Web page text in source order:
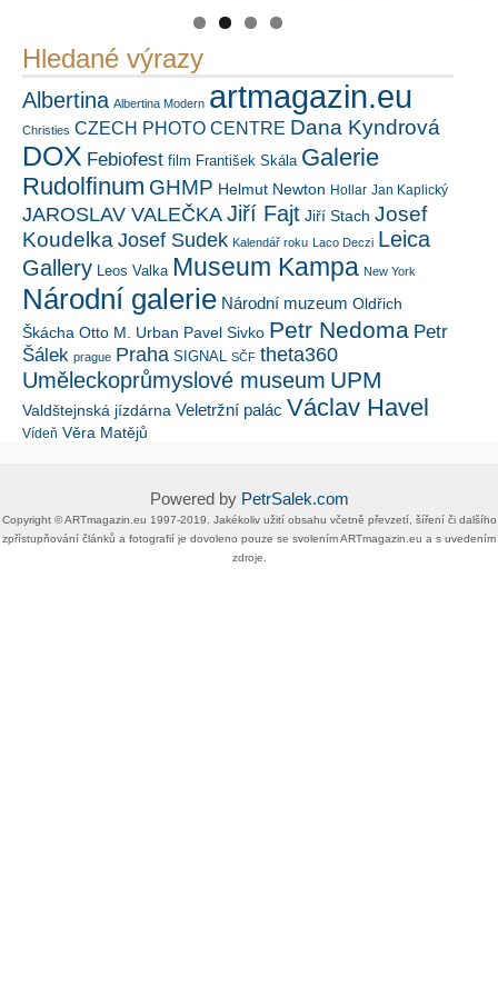
Hledané výrazy
Albertina Albertina Modern artmagazin.eu
Christies CZECH PHOTO CENTRE Dana Kyndrová
DOX Febiofest film František Skála Galerie
Rudolfinum GHMP Helmut Newton Hollar Jan Kaplický
JAROSLAV VALEČKA Jiří Fajt Jiří Stach Josef
Koudelka Josef Sudek Kalendář roku Laco Deczi Leica
Gallery Leos Valka Museum Kampa New York
Národní galerie Národní muzeum Oldřich
Škácha Otto M. Urban Pavel Sivko Petr Nedoma Petr
Šálek prague Praha SIGNAL SČF theta360
Uměleckoprůmyslové museum UPM
Valdštejnská jízdárna Veletržní palác Václav Havel
Vídeň Věra Matějů
Powered by PetrSalek.com
Copyright ©​ ​​ARTmagazin.eu ​1997-2019​.​ Jakékoliv užití obsahu včetně převzetí, šíření či dalšího
zpřístupňování článků a fotografií je dovoleno pouze se svolením ​ARTmagazin.eu​ ​a s uvedením
zdroje.